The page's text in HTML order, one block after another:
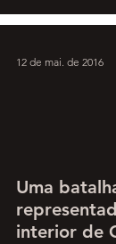
Uma
interior de
12 de mai. de 2016